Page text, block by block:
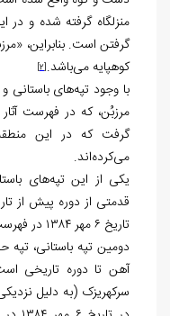
منزلگاه گرفته شده و
گرفتن است. بنابراین،
کوهپایه می‌باشد.[2]
با وجود تپه‌های
مرزبُن، که در فهرست
گرفت که در این
می‌کرده‌اند.
یکی از این تپه‌های
تاریخ ۶ مهر ۱۳۸۴ در فهرست آثار ملی به ثبت رسیده است.
دومین تپه باستانی،
آهن تا دوره تاریخی